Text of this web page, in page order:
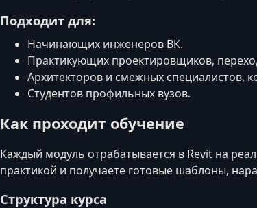
Подходит для:
Начинающих инженеров ВК.
Практикующих проектировщиков,
Архитекторов и смежных специалистов,
Студентов профильных вузов.
Как проходит обучение
Каждый модуль отрабатывается в Revit на
практикой и получаете готовые шаблоны,
Структура курса